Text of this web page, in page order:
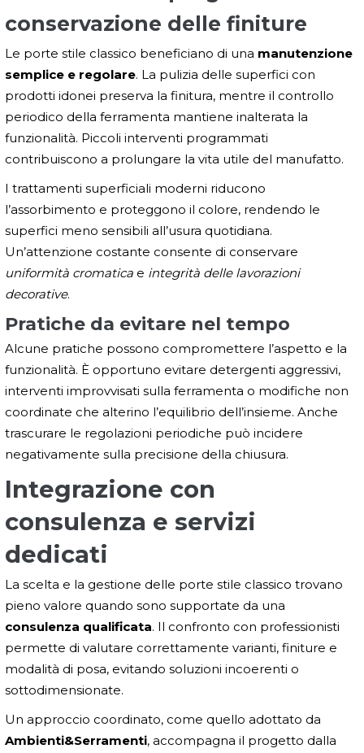
conservazione delle finiture
Le porte stile classico beneficiano di una manutenzione
semplice e regolare. La pulizia delle superfici con
prodotti idonei preserva la finitura, mentre il controllo
periodico della ferramenta mantiene inalterata la
funzionalità. Piccoli interventi programmati
contribuiscono a prolungare la vita utile del manufatto.
I trattamenti superficiali moderni riducono
l’assorbimento e proteggono il colore, rendendo le
superfici meno sensibili all’usura quotidiana.
Un’attenzione costante consente di conservare
uniformità cromatica e integrità delle lavorazioni
decorative.
Pratiche da evitare nel tempo
Alcune pratiche possono compromettere l’aspetto e la
funzionalità. È opportuno evitare detergenti aggressivi,
interventi improvvisati sulla ferramenta o modifiche non
coordinate che alterino l’equilibrio dell’insieme. Anche
trascurare le regolazioni periodiche può incidere
negativamente sulla precisione della chiusura.
Integrazione con
consulenza e servizi
dedicati
La scelta e la gestione delle porte stile classico trovano
pieno valore quando sono supportate da una
consulenza qualificata. Il confronto con professionisti
permette di valutare correttamente varianti, finiture e
modalità di posa, evitando soluzioni incoerenti o
sottodimensionate.
Un approccio coordinato, come quello adottato da
Ambienti&Serramenti, accompagna il progetto dalla